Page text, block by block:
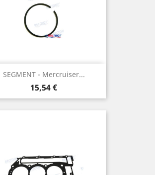
SEGMENT - Mercruiser...
Prix
15,54 €